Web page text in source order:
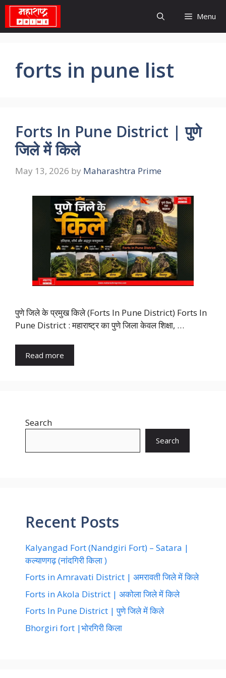
Skip
content
Menu
forts in pune list
Forts In Pune District | पुणे
जिले में किले
May 13, 2026 by Maharashtra Prime
पुणे जिले के प्रमुख किले (Forts In Pune District) Forts In
Pune District : महाराष्ट्र का पुणे जिला केवल शिक्षा, …
Read more
Search
Search
Recent Posts
Kalyangad Fort (Nandgiri Fort) – Satara |
कल्याणगढ़ (नांदगिरी किला )
Forts in Amravati District | अमरावती जिले में किले
Forts in Akola District | अकोला जिले में किले
Forts In Pune District | पुणे जिले में किले
Bhorgiri fort |भोरगिरी किला